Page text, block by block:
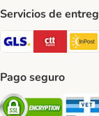
Servicios de
GLS Shipping
Pago seguro
Security